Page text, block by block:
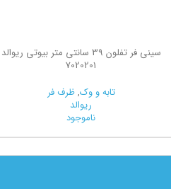
سینی فر تفلون 39 سانتی متر بیوتی ریوالد
7020201
تابه و وک,ظرف فر
ریوالد
ناموجود